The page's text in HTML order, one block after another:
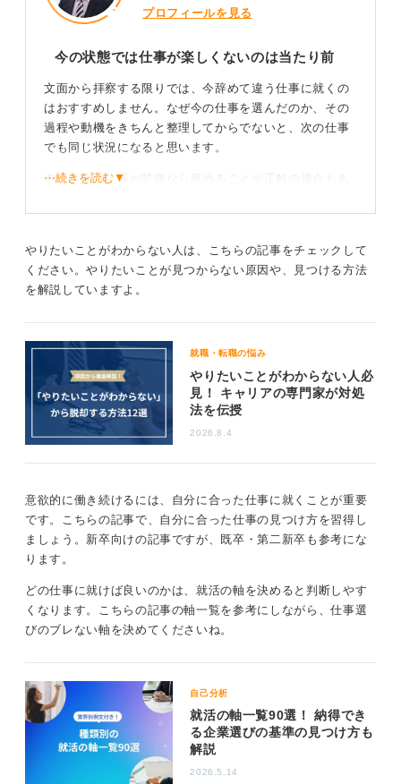
12 プロフィールを見る
今の状態では仕事が楽しくないのは当たり前
文面から拝察する限りでは、今辞めて違う仕事に就くの
はおすすめしません。なぜ今の仕事を選んだのか、その
過程や動機をきちんと整理してからでないと、次の仕事
でも同じ状況になると思います。
本当に今の仕事が苦痛なら辞めることが正解の場合もあ
ないのは当然です。転職してもまたゼロからのスタート
ら転職を考えるべきです。
そもそもやりたいことや好きなことを仕事にしていない
めや家族のため、将来のためなど、何らかの理由がある
のです。
家業を継がなければならない人などは、やりたいかどう
かに関係なく生まれたときから仕事が決まっているもの
です。
べきこと」を見つけよう
あなたが興味を持てるほかの仕事がすでにあるのなら、
「やりたいこと」を仕事にすれば良いでしょう。もし次
「やるべきこと」か「自分にできること」の2つの選択肢
になります。
くれば、興味も湧いてくる可能性があります。
何もできないままで今の仕事を辞めても、「やりたいこ
と」「できること」「やるべきこと」のどれもわからな
ければ、同じ壁に当たるのは目に見えています。
⋯続きを読む▼
やりたいことがわからない人は、こちらの記事をチェックして
ください。やりたいことが見つからない原因や、見つける方法
を解説していますよ。
就職・転職の悩み
やりたいことがわからない人必
見！ キャリアの専門家が対処
法を伝授
2026.8.4
意欲的に働き続けるには、自分に合った仕事に就くことが重要
です。こちらの記事で、自分に合った仕事の見つけ方を習得し
ましょう。新卒向けの記事ですが、既卒・第二新卒も参考にな
ります。
どの仕事に就けば良いのかは、就活の軸を決めると判断しやす
くなります。こちらの記事の軸一覧を参考にしながら、仕事選
びのブレない軸を決めてくださいね。
自己分析
就活の軸一覧90選！ 納得でき
る企業選びの基準の見つけ方も
解説
2026.5.14